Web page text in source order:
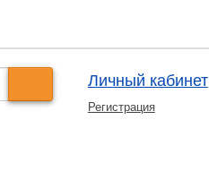
Личный кабинет
Регистрация